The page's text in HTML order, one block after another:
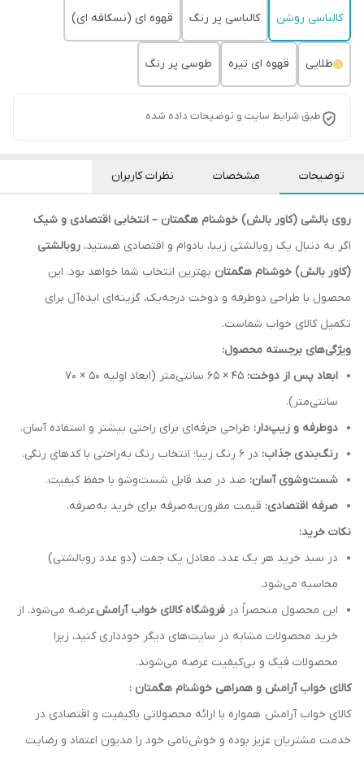
کالباسی روشن کالباسی پر رنگ قهوه ای (نسکافه ای)
طلایی قهوه ای تیره طوسی پر رنگ
طبق شرایط سایت و توضیحات داده شده
توضیحات مشخصات نظرات کاربران
روی بالشی (کاور بالش) خوشنام هگمتان – انتخابی اقتصادی و شیک
اگر به دنبال یک روبالشتی زیبا، بادوام و اقتصادی هستید، روبالشتی
(کاور بالش) خوشنام هگمتان بهترین انتخاب شما خواهد بود. این
محصول با طراحی دوطرفه و دوخت درجه‌یک، گزینه‌ای ایده‌آل برای
تکمیل کالای خواب شماست.
ویژگی‌های برجسته محصول:
ابعاد پس از دوخت:
45 × 65 سانتی‌متر (ابعاد اولیه 50 × 70
سانتی‌متر).
دوطرفه و زیپ‌دار: طراحی حرفه‌ای برای راحتی بیشتر و استفاده آسان.
رنگ‌بندی جذاب: در 6 رنگ زیبا؛ انتخاب رنگ به‌راحتی با کدهای رنگی.
شست‌وشوی آسان: صد در صد قابل شست‌وشو با حفظ کیفیت.
صرفه اقتصادی: قیمت مقرون‌به‌صرفه برای خرید به‌صرفه.
نکات خرید:
در سبد خرید هر یک عدد، معادل یک جفت (دو عدد روبالشتی)
محاسبه می‌شود.
این محصول منحصراً در فروشگاه کالای خواب آرامشعرضه می‌شود. از
خرید محصولات مشابه در سایت‌های دیگر خودداری کنید، زیرا
محصولات فیک و بی‌کیفیت عرضه می‌شوند.
کالای خواب آرامش و همراهی خوشنام هگمتان :
کالای خواب آرامش همواره با ارائه محصولاتی باکیفیت و اقتصادی در
خدمت مشتریان عزیز بوده و خوش‌نامی خود را مدیون اعتماد و رضایت